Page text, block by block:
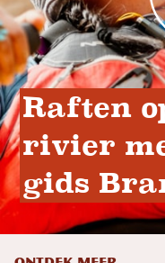
Raften
rivier
gids